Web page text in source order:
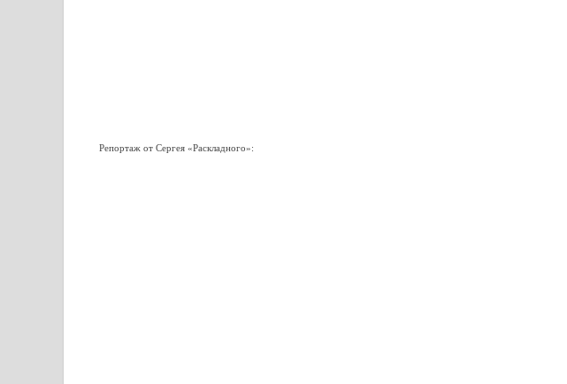
Репортаж от Сергея «Раскладного»: